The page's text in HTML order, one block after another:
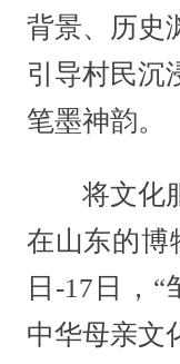
背景、历史
引导村民沉
笔墨神韵。
将文化服
在山东的博
日-17日，
中华母亲文